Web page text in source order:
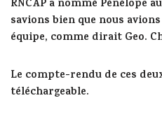
RNCAP a nommé Pénélope
savions bien que nous
équipe, comme dirait Geo.
Le compte-rendu de ces
téléchargeable.